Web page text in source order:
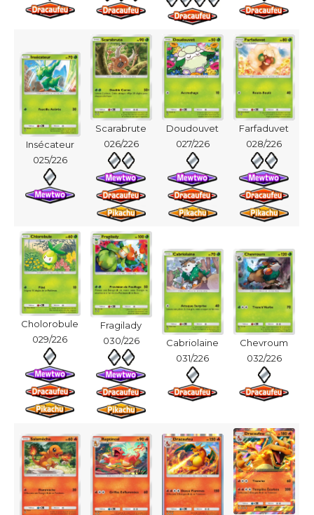
Insécateur
025/226
Scarabrute
026/226
Doudouvet
027/226
Farfaduvet
028/226
Cholorobule
029/226
Fragilady
030/226
Cabriolaine
031/226
Chevroum
032/226